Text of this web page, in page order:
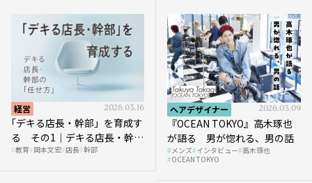
経営 2026.03.16
｢デキる店長・幹部」を育成す
る その1｜デキる店長・幹部
の「任せ方」
教育 岡本文宏 店長 幹部
ヘアデザイナー 2026.03.09
『OCEAN TOKYO』高木琢也
が語る 男が惚れる、男の話
メンズ インタビュー 高木琢也
OCEAN TOKYO